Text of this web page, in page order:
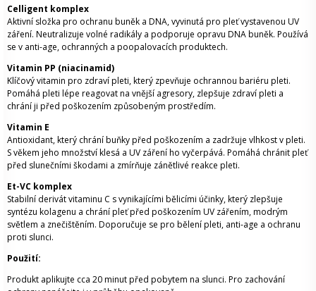
Celligent komplex
Aktivní složka pro ochranu buněk a DNA, vyvinutá pro pleť vystavenou UV
záření. Neutralizuje volné radikály a podporuje opravu DNA buněk. Používá
se v anti-age, ochranných a poopalovacích produktech.
Vitamin PP (niacinamid)
Klíčový vitamin pro zdraví pleti, který zpevňuje ochrannou bariéru pleti.
Pomáhá pleti lépe reagovat na vnější agresory, zlepšuje zdraví pleti a
chrání ji před poškozením způsobeným prostředím.
Vitamin E
Antioxidant, který chrání buňky před poškozením a zadržuje vlhkost v pleti.
S věkem jeho množství klesá a UV záření ho vyčerpává. Pomáhá chránit pleť
před slunečními škodami a zmírňuje zánětlivé reakce pleti.
Et-VC komplex
Stabilní derivát vitaminu C s vynikajícími bělicími účinky, který zlepšuje
syntézu kolagenu a chrání pleť před poškozením UV zářením, modrým
světlem a znečištěním. Doporučuje se pro bělení pleti, anti-age a ochranu
proti slunci.
Použití:
Produkt aplikujte cca 20 minut před pobytem na slunci. Pro zachování